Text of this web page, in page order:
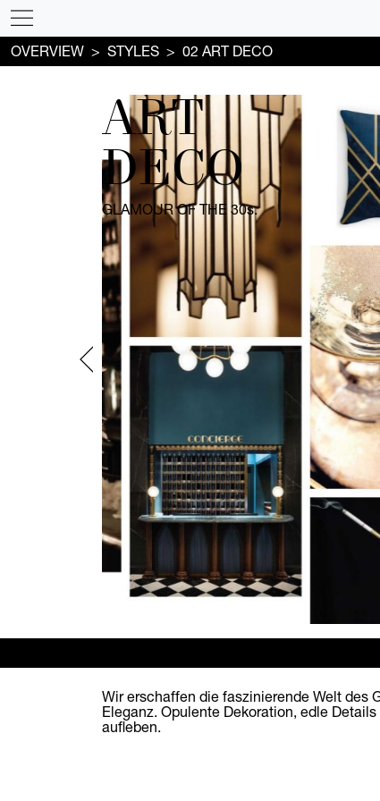
OVERVIEW STYLES 02 ART DECO
ART
DECO
GLAMOUR OF THE 30s.
Wir erschaffen die faszinierende Welt des
Eleganz. Opulente Dekoration, edle
aufleben.